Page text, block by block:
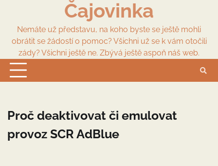
content
Čajovinka
Nemáte už představu, na koho byste se ještě mohli
obrátit se žádostí o pomoc? Všichni už se k vám otočili
zády? Všichni ještě ne. Zbývá ještě aspoň náš web.
Proč deaktivovat či emulovat
provoz SCR AdBlue